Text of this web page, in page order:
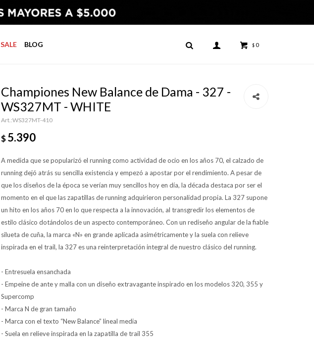
SALE BLOG $ 0
Championes New Balance de Dama - 327 -
WS327MT - WHITE
WS327MT-410
$5.390
A medida que se popularizó el running como actividad de ocio en los años 70, el calzado de
running dejó atrás su sencilla existencia y empezó a apostar por el rendimiento. A pesar de
que los diseños de la época se verían muy sencillos hoy en día, la década destaca por ser el
momento en el que las zapatillas de running adquirieron personalidad propia. La 327 supone
un hito en los años 70 en lo que respecta a la innovación, al transgredir los elementos de
estilo clásico dotándolos de un aspecto contemporáneo. Con un rediseño angular de la fiable
silueta de cuña, la marca «N» en grande aplicada asimétricamente y la suela con relieve
inspirada en el trail, la 327 es una reinterpretación integral de nuestro clásico del running.
- Entresuela ensanchada
- Empeine de ante y malla con un diseño extravagante inspirado en los modelos 320, 355 y
Supercomp
- Marca N de gran tamaño
- Marca con el texto “New Balance” lineal media
- Suela en relieve inspirada en la zapatilla de trail 355